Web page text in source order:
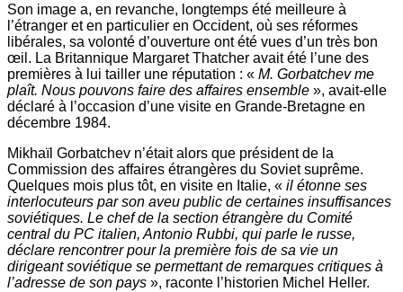
Son image a, en revanche, longtemps été meilleure à
l’étranger et en particulier en Occident, où ses réformes
libérales, sa volonté d’ouverture ont été vues d’un très bon
œil. La Britannique Margaret Thatcher avait été l’une des
premières à lui tailler une réputation : « M. Gorbatchev me
plaît. Nous pouvons faire des affaires ensemble », avait-elle
déclaré à l’occasion d’une visite en Grande-Bretagne en
décembre 1984.
Mikhaïl Gorbatchev n’était alors que président de la
Commission des affaires étrangères du Soviet suprême.
Quelques mois plus tôt, en visite en Italie, « il étonne ses
interlocuteurs par son aveu public de certaines insuffisances
soviétiques. Le chef de la section étrangère du Comité
central du PC italien, Antonio Rubbi, qui parle le russe,
déclare rencontrer pour la première fois de sa vie un
dirigeant soviétique se permettant de remarques critiques à
l’adresse de son pays », raconte l’historien Michel Heller.